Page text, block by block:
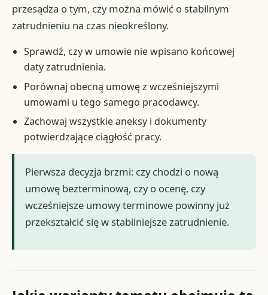
przesądza o tym, czy można mówić o stabilnym
zatrudnieniu na czas nieokreślony.
Sprawdź, czy w umowie nie wpisano końcowej
daty zatrudnienia.
Porównaj obecną umowę z wcześniejszymi
umowami u tego samego pracodawcy.
Zachowaj wszystkie aneksy i dokumenty
potwierdzające ciągłość pracy.
Pierwsza decyzja brzmi: czy chodzi o nową
umowę bezterminową, czy o ocenę, czy
wcześniejsze umowy terminowe powinny już
przekształcić się w stabilniejsze zatrudnienie.